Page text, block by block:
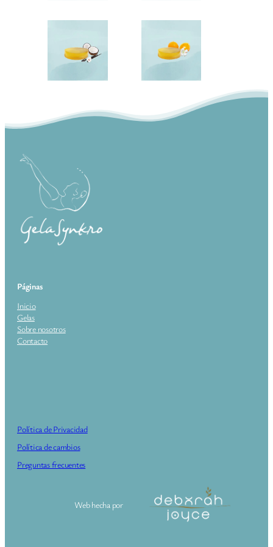
Páginas
Inicio
Gelas
Sobre nosotros
Contacto
Política de Privacidad
Política de cambios
Preguntas frecuentes
Web hecha por